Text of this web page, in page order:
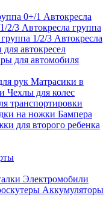
0+/1 Автокресла
2/3 Автокресла группа
1/2/3 Автокресла
для автокресел
для автомобиля
рук Матрасики в
Чехлы для колес
транспортировки
на ножки Бампера
для второго ребенка
Электромобили
Аккумуляторы